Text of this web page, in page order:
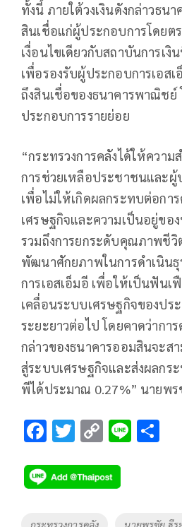
ทั้งนี้ ภายใต้วงเงินดังกล่าวธน
สินเชื่อแก่ผู้ประกอบการโดยต
เงื่อนไขเดียวกับสถาบันการเงิ
เพื่อรองรับผู้ประกอบการเอสเ
ถึงสินเชื่อของธนาคารพาณิชย์
ประกอบการรายย่อย
“กระทรวงการคลังได้ให้ควา
การช่วยเหลือประชาชนและผู้
เพื่อไม่ให้เกิดผลกระทบต่อกา
เศรษฐกิจและความเป็นอยู่ขอ
รวมถึงการยกระดับคุณภาพชี
พัฒนาศักยภาพในการดำเนิน
การเอสเอ็มอี เพื่อให้เป็นฟันเ
เคลื่อนระบบเศรษฐกิจของปร
ระยะยาวต่อไป โดยคาดว่าการ
กล่าวของธนาคารออมสินจะสา
สู่ระบบเศรษฐกิจและส่งผลกร
พีได้ประมาณ 0.27%” นายพร
F
e
b
o
T
tt
er
C
p
y
Li
Tags
กระทรวงการคลัง นายพรชัย ฐีร